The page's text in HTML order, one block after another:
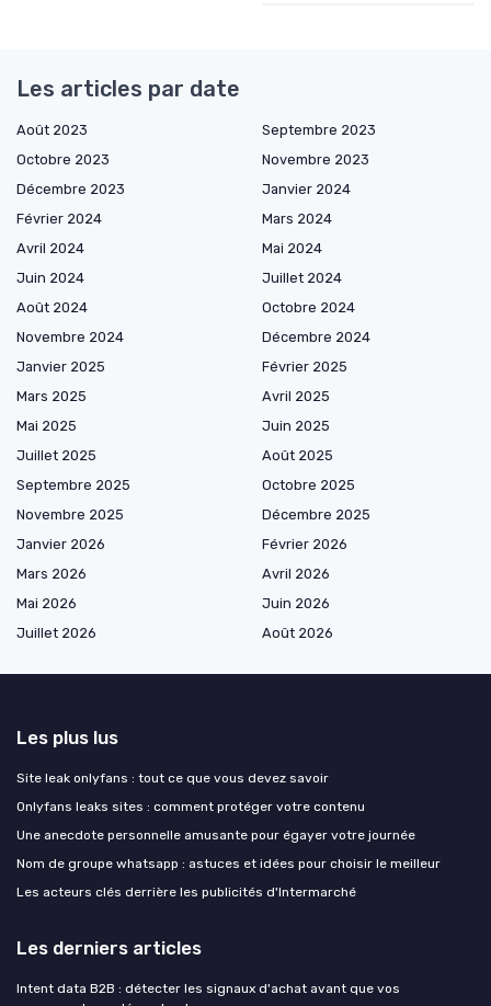
Les articles par date
Août 2023
Septembre 2023
Octobre 2023
Novembre 2023
Décembre 2023
Janvier 2024
Février 2024
Mars 2024
Avril 2024
Mai 2024
Juin 2024
Juillet 2024
Août 2024
Octobre 2024
Novembre 2024
Décembre 2024
Janvier 2025
Février 2025
Mars 2025
Avril 2025
Mai 2025
Juin 2025
Juillet 2025
Août 2025
Septembre 2025
Octobre 2025
Novembre 2025
Décembre 2025
Janvier 2026
Février 2026
Mars 2026
Avril 2026
Mai 2026
Juin 2026
Juillet 2026
Août 2026
Les plus lus
Site leak onlyfans : tout ce que vous devez savoir
Onlyfans leaks sites : comment protéger votre contenu
Une anecdote personnelle amusante pour égayer votre journée
Nom de groupe whatsapp : astuces et idées pour choisir le meilleur
Les acteurs clés derrière les publicités d'Intermarché
Les derniers articles
Intent data B2B : détecter les signaux d'achat avant que vos